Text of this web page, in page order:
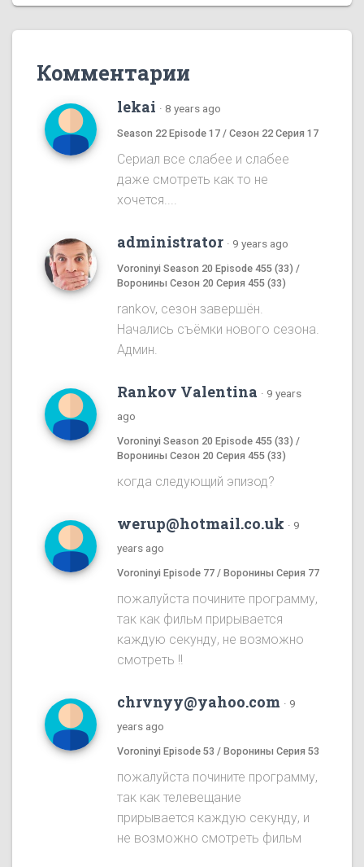
Комментарии
lekai · 8 years ago
Season 22 Episode 17 / Сезон 22 Серия 17
Сериал все слабее и слабее
даже смотреть как то не
хочется....
administrator · 9 years ago
Voroninyi Season 20 Episode 455 (33) /
Воронины Сезон 20 Серия 455 (33)
rankov, сезон завершён.
Начались съёмки нового сезона.
Админ.
Rankov Valentina · 9 years
ago
Voroninyi Season 20 Episode 455 (33) /
Воронины Сезон 20 Серия 455 (33)
когда следующий эпизод?
werup@hotmail.co.uk · 9
years ago
Voroninyi Episode 77 / Воронины Серия 77
пожалуйста почините программу,
так как фильм прирывается
каждую секунду, не возможно
смотреть !!
chrvnyy@yahoo.com · 9
years ago
Voroninyi Episode 53 / Воронины Серия 53
пожалуйста почините программу,
так как телевещание
прирывается каждую секунду, и
не возможно смотреть фильм